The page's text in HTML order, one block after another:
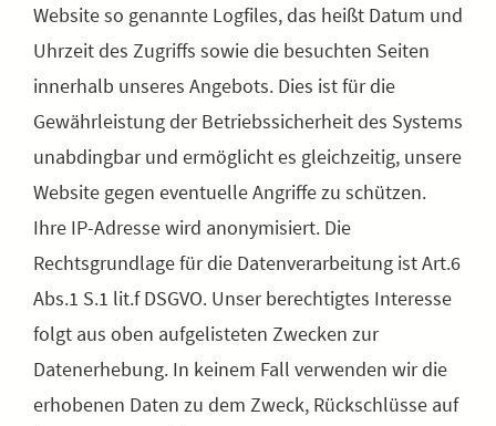
Website so genannte Logfiles, das heißt Datum und
Uhrzeit des Zugriffs sowie die besuchten Seiten
innerhalb unseres Angebots. Dies ist für die
Gewährleistung der Betriebssicherheit des Systems
unabdingbar und ermöglicht es gleichzeitig, unsere
Website gegen eventuelle Angriffe zu schützen.
Ihre IP-Adresse wird anonymisiert. Die
Rechtsgrundlage für die Datenverarbeitung ist Art.6
Abs.1 S.1 lit.f DSGVO. Unser berechtigtes Interesse
folgt aus oben aufgelisteten Zwecken zur
Datenerhebung. In keinem Fall verwenden wir die
erhobenen Daten zu dem Zweck, Rückschlüsse auf